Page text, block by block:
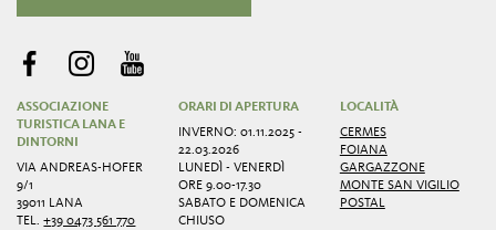
ASSOCIAZIONE
TURISTICA LANA E
DINTORNI
VIA ANDREAS-HOFER
9/1
39011 LANA
TEL.+39 0473 561 770
ORARI DI APERTURA
INVERNO: 01.11.2025 -
22.03.2026
LUNEDÌ - VENERDÌ
ORE 9.00-17.30
SABATO E DOMENICA
CHIUSO
LOCALITÀ
CERMES
FOIANA
GARGAZZONE
MONTE SAN VIGILIO
POSTAL